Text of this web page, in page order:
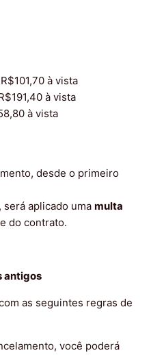
?
à vista
à vista
à vista
desde o primeiro
será aplicado umamulta
do contrato.
antigos
as seguintes regras de
você poderá